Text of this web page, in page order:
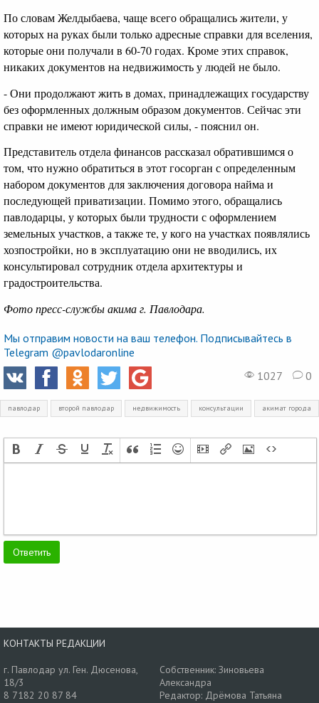
По словам Желдыбаева, чаще всего обращались жители, у
которых на руках были только адресные справки для вселения,
которые они получали в 60-70 годах. Кроме этих справок,
никаких документов на недвижимость у людей не было.
- Они продолжают жить в домах, принадлежащих государству
без оформленных должным образом документов. Сейчас эти
справки не имеют юридической силы, - пояснил он.
Представитель отдела финансов рассказал обратившимся о
том, что нужно обратиться в этот госорган с определенным
набором документов для заключения договора найма и
последующей приватизации. Помимо этого, обращались
павлодарцы, у которых были трудности с оформлением
земельных участков, а также те, у кого на участках появлялись
хозпостройки, но в эксплуатацию они не вводились, их
консультировал сотрудник отдела архитектуры и
градостроительства.
Фото пресс-службы акима г. Павлодара.
Мы отправим новости на ваш телефон. Подписывайтесь в
Telegram @pavlodaronline
1027
0
павлодар второй павлодар недвижимость консультации акимат города
КОНТАКТЫ РЕДАКЦИИ
г. Павлодар ул. Ген. Дюсенова,
18/3
8 7182 20 87 84
Собственник: Зиновьева
Александра
Редактор: Дрёмова Татьяна